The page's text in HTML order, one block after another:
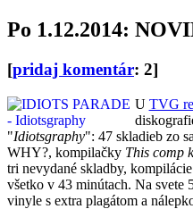
Po 1.12.2014:
[pridaj komentár: 2]
U TVG
"Idiotsgraphy": 47 skladieb zo
WHY?, kompilačky This comp
tri nevydané skladby, kompilácie
všetko v 43 minútach. Na svete
vinyle s extra plagátom a